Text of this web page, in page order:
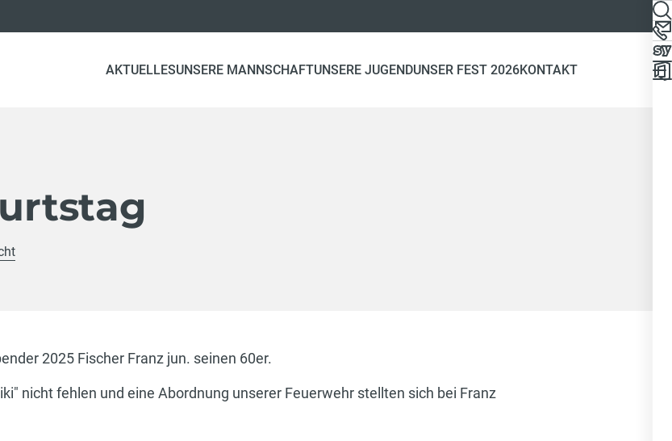
AKTUELLESUNSERE MANNSCHAFTUNSERE JUGENDUNSER FEST 2026KONTAKT
2025 Fischer Franz jun. seinen 60er.
nicht fehlen und eine Abordnung unserer Feuerwehr stellten sich bei Franz